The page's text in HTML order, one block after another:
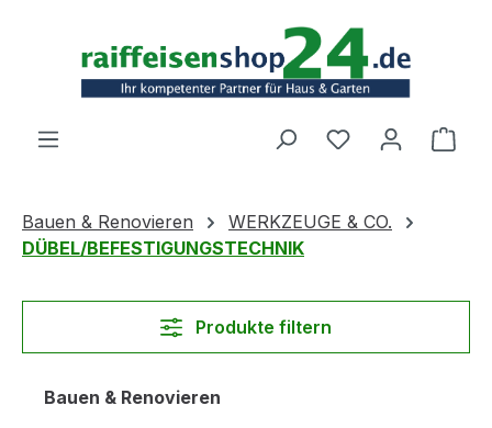
Bauen & Renovieren
WERKZEUGE & CO.
DÜBEL/BEFESTIGUNGSTECHNIK
Produkte filtern
Bauen & Renovieren